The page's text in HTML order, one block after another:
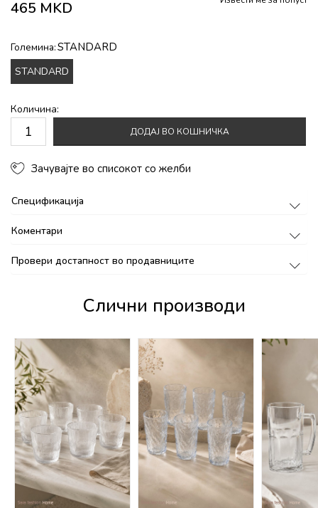
465 MKD
Големина:STANDARD
STANDARD
Количина:
ДОДАЈ ВО КОШНИЧКА
Зачувајте во списокот со желби
Спецификација
Коментари
Провери достапност во продавниците
Слични производи